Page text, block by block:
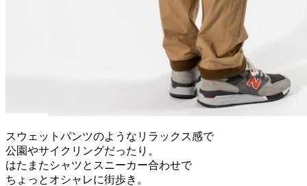
スウェットパンツのようなリラックス感で
公園やサイクリングだったり。
はたまたシャツとスニーカー合わせで
ちょっとオシャレに街歩き。